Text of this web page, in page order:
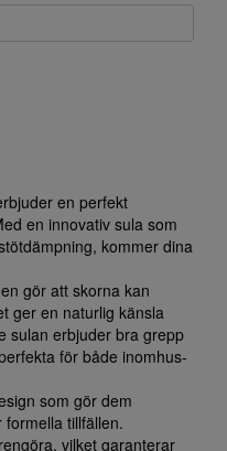
en perfekt
en innovativ sula som
kommer dina
gör att skorna kan
ger en naturlig känsla
sulan erbjuder bra grepp
för både inomhus-
som gör dem
tillfällen.
vilket garanterar